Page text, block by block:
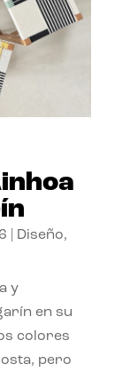
Diseño,
y
en su
colores
pero